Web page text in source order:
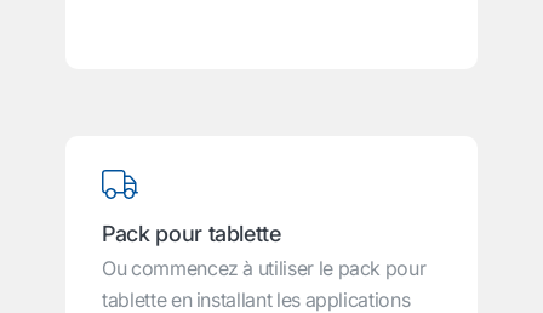
Pack pour tablette
Ou commencez à utiliser le pack pour
tablette en installant les applications